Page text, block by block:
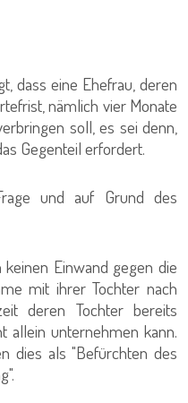
dass eine Ehefrau, deren
nämlich vier Monate
soll, es sei denn,
Gegenteil erfordert.
und auf Grund des
Einwand gegen die
mit ihrer Tochter nach
deren Tochter bereits
allein unternehmen kann.
dies als "Befürchten des